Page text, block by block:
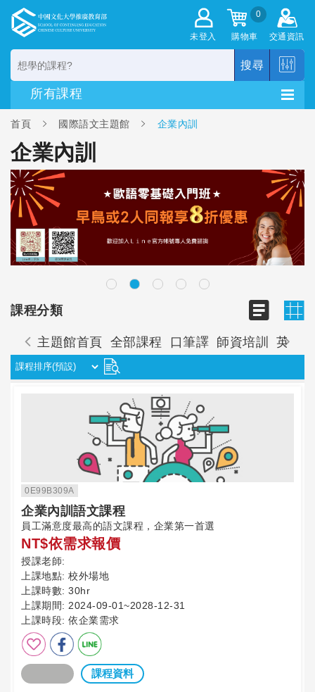
未登入
0
購物車 交通資訊
搜尋
首頁 國際語文主題館 企業內訓
企業內訓
課程分類
主題館首頁 全部課程 口筆譯 師資培訓 英語
0E99B309A
企業內訓語文課程
員工滿意度最高的語文課程，企業第一首選
NT$依需求報價
授課老師:
上課地點: 校外場地
上課時數: 30hr
上課期間: 2024-09-01~2028-12-31
上課時段: 依企業需求
課程資料